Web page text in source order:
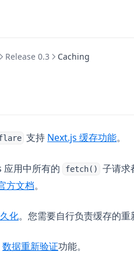
Release 0.3 Caching
支持 Next.js 缓存功能。
用中所有的 fetch()
子请求
方文档(opens in a new tab)
。
化(opens in a new tab)
。您需要自行负责缓存的重
数据重新验证(opens in a new
功能。